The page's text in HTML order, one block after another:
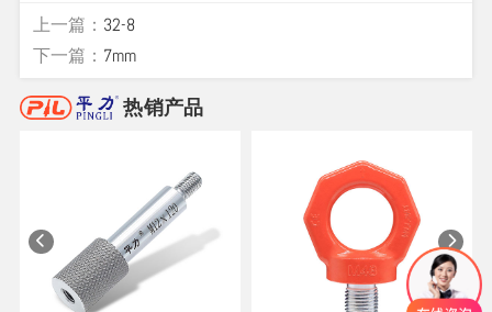
上一篇： 32-8
下一篇： 7mm
热销产品